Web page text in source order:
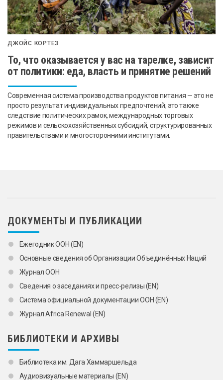
ДЖОЙС КОРТЕЗ
То, что оказывается у вас на тарелке, зависит
от политики: еда, власть и принятие решений
Современная система производства продуктов питания — это не
просто результат индивидуальных предпочтений; это также
следствие политических рамок, международных торговых
режимов и сельскохозяйственных субсидий, структурированных
правительствами и многосторонними институтами.
ДОКУМЕНТЫ И ПУБЛИКАЦИИ
Ежегодник ООН (EN)
Основные сведения об Организации Объединённых Наций
Журнал ООН
Сведения о заседаниях и пресс-релизы (EN)
Системa официальной документации ООН (EN)
Журнал Africa Renewal (EN)
БИБЛИОТЕКИ И АРХИВЫ
Библиотека им. Дага Хаммаршельда
Аудиовизуальные материалы (EN)